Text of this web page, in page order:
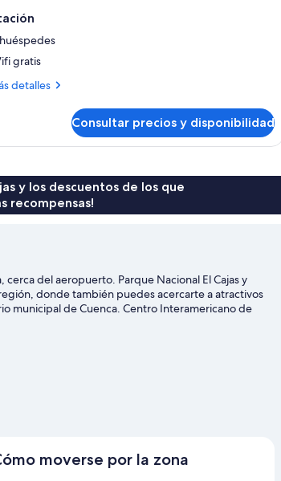
gratis
detalles
Consultar precios y disponibilidad
y los descuentos de los que
recompensas!
del aeropuerto. Parque Nacional El Cajas y
donde también puedes acercarte a atractivos
municipal de Cuenca. Centro Interamericano de
la pena.
moverse por la zona